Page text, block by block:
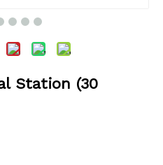
Station (30